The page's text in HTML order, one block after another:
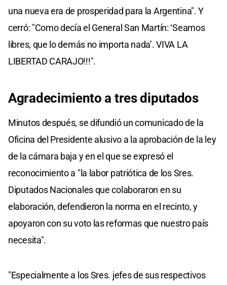
una nueva era de prosperidad para la Argentina". Y
cerró: "Como decía el General San Martín: ‘Seamos
libres, que lo demás no importa nada’. VIVA LA
LIBERTAD CARAJO!!!".
Agradecimiento a tres diputados
Minutos después, se difundió un comunicado de la
Oficina del Presidente alusivo a la aprobación de la ley
de la cámara baja y en el que se expresó el
reconocimiento a "la labor patriótica de los Sres.
Diputados Nacionales que colaboraron en su
elaboración, defendieron la norma en el recinto, y
apoyaron con su voto las reformas que nuestro país
necesita".
"Especialmente a los Sres. jefes de sus respectivos